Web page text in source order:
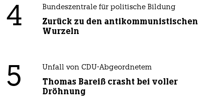
4 Bundeszentrale für politische Bildung
Zurück zu den antikommunistischen
Wurzeln
5 Unfall von CDU-Abgeordnetem
Thomas Bareiß crasht bei voller
Dröhnung